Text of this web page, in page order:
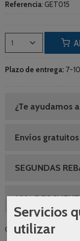
Referencia: GET015
Plazo de entrega: 7-
¿Te ayudamos
Envíos gratuitos
SEGUNDAS
10%
Categoría:Grifería
Servicios
utilizar